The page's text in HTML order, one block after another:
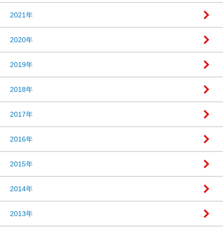
2021年
2020年
2019年
2018年
2017年
2016年
2015年
2014年
2013年